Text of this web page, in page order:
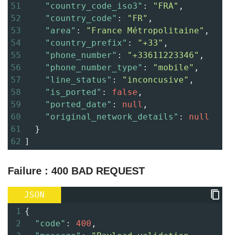
51
"country_code_iso3" : "FRA" ,
52
"country_code" : "FR" ,
53
"area" : "France Métropolitaine" ,
54
"country_prefix" : "+33" ,
55
"phone_number" : "+33611223346" ,
56
"phone_number_type" : "mobile" ,
57
"line_status" : "inconcusive" ,
58
"is_ported" : false ,
59
"ported_date" : null ,
60
"original_network_details" : null
61
  }
62 ]
Failure : 400 BAD REQUEST
JSON
1 {
2
"code" : 400 ,